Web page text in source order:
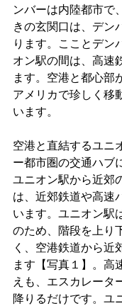
ンバーは内陸都市で
きの玄関口は、デン
ります。こことデン
オン駅の間は、高速
ます。空港と都心部
アメリカで珍しく移
います。
空港と直結するユニ
ー都市圏の交通ハブ
ユニオン駅から近郊
は、近郊鉄道や高速
います。ユニオン駅
のため、階段を上り
く、空港鉄道から近
ます【写真１】。高
えも、エスカレータ
降りるだけです。ユ